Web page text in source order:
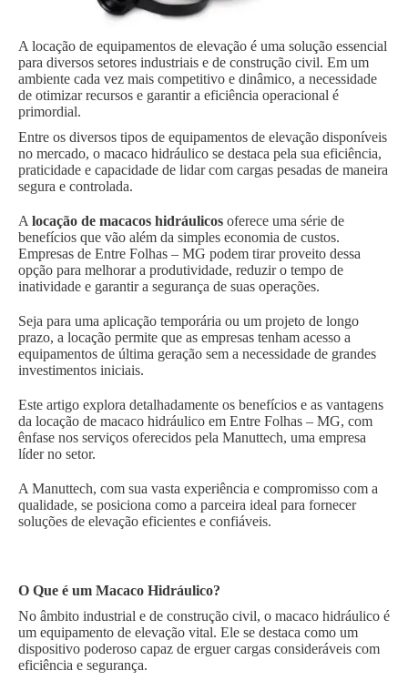
A locação de equipamentos de elevação é uma solução essencial
para diversos setores industriais e de construção civil. Em um
ambiente cada vez mais competitivo e dinâmico, a necessidade
de otimizar recursos e garantir a eficiência operacional é
primordial.
Entre os diversos tipos de equipamentos de elevação disponíveis
no mercado, o macaco hidráulico se destaca pela sua eficiência,
praticidade e capacidade de lidar com cargas pesadas de maneira
segura e controlada.
A locação de macacos hidráulicos oferece uma série de
benefícios que vão além da simples economia de custos.
Empresas de Entre Folhas – MG podem tirar proveito dessa
opção para melhorar a produtividade, reduzir o tempo de
inatividade e garantir a segurança de suas operações.
Seja para uma aplicação temporária ou um projeto de longo
prazo, a locação permite que as empresas tenham acesso a
equipamentos de última geração sem a necessidade de grandes
investimentos iniciais.
Este artigo explora detalhadamente os benefícios e as vantagens
da locação de macaco hidráulico em Entre Folhas – MG, com
ênfase nos serviços oferecidos pela Manuttech, uma empresa
líder no setor.
A Manuttech, com sua vasta experiência e compromisso com a
qualidade, se posiciona como a parceira ideal para fornecer
soluções de elevação eficientes e confiáveis.
O Que é um Macaco Hidráulico?
No âmbito industrial e de construção civil, o macaco hidráulico é
um equipamento de elevação vital. Ele se destaca como um
dispositivo poderoso capaz de erguer cargas consideráveis com
eficiência e segurança.